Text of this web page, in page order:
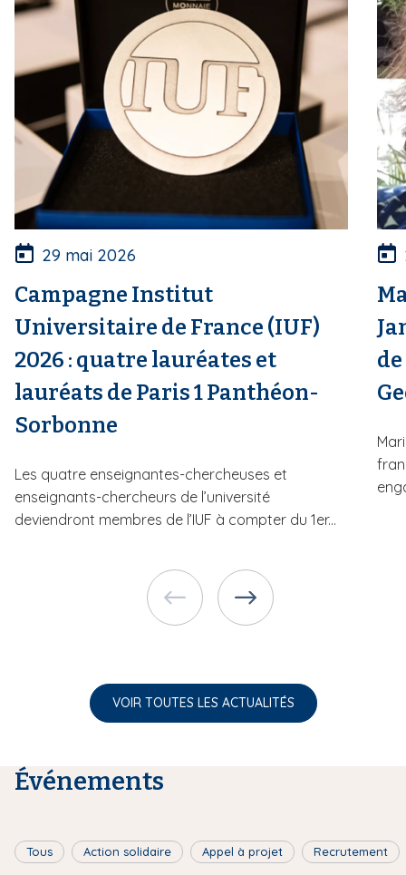
29 mai 2026
Campagne Institut
Universitaire de France (IUF)
2026 : quatre lauréates et
lauréats de Paris 1 Panthéon-
Sorbonne
Les quatre enseignantes-chercheuses et
enseignants-chercheurs de l’université
deviendront membres de l’IUF à compter du 1er...
VOIR TOUTES LES ACTUALITÉS
Événements
Tous Action solidaire Appel à projet Recrutement